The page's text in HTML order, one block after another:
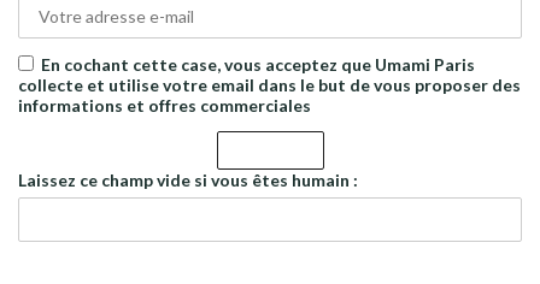
En cochant cette case, vous acceptez que Umami Paris
collecte et utilise votre email dans le but de vous proposer des
informations et offres commerciales
Laissez ce champ vide si vous êtes humain :